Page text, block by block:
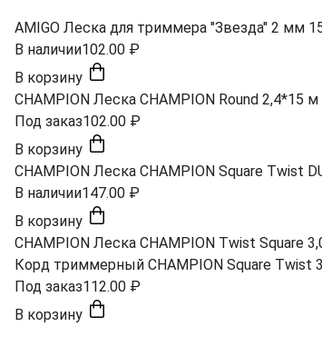
AMIGO Леска для триммера "Звезда" 2 мм
В наличии102.00 ₽
В корзину
CHAMPION Леска CHAMPION Round 2,4*15
Под заказ102.00 ₽
В корзину
CHAMPION Леска CHAMPION Square Twist
В наличии147.00 ₽
В корзину
CHAMPION Леска CHAMPION Twist Square
Корд триммерный CHAMPION Square Twist
Под заказ112.00 ₽
В корзину